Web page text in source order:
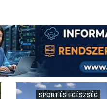
SPORT ÉS EGÉSZSÉG